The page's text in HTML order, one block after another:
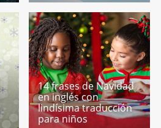
14 frases de Navidad
en inglés con
lindísima traducción
para niños